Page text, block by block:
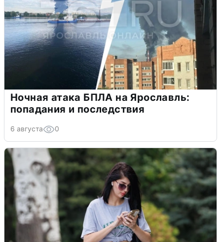
Ночная атака БПЛА на Ярославль:
попадания и последствия
6 августа 0